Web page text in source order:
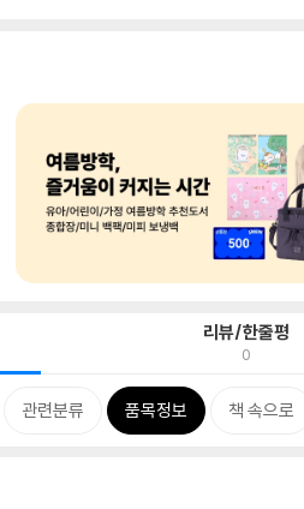
리뷰/한줄평
0
관련분류 품목정보 책 속으로